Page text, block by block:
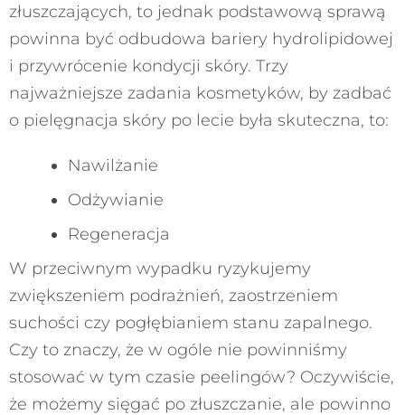
złuszczających, to jednak podstawową sprawą
powinna być odbudowa bariery hydrolipidowej
i przywrócenie kondycji skóry. Trzy
najważniejsze zadania kosmetyków, by zadbać
o pielęgnacja skóry po lecie była skuteczna, to:
Nawilżanie
Odżywianie
Regeneracja
W przeciwnym wypadku ryzykujemy
zwiększeniem podrażnień, zaostrzeniem
suchości czy pogłębianiem stanu zapalnego.
Czy to znaczy, że w ogóle nie powinniśmy
stosować w tym czasie peelingów? Oczywiście,
że możemy sięgać po złuszczanie, ale powinno